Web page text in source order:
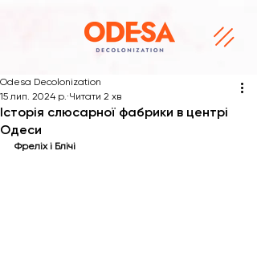
Історія слюсарної фабрики в центрі
Одеси
Odesa Decolonization
15 лип. 2024 р. Читати 2 хв
Фреліх і Блічі